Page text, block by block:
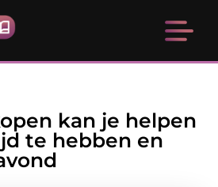
kan je helpen
te hebben en